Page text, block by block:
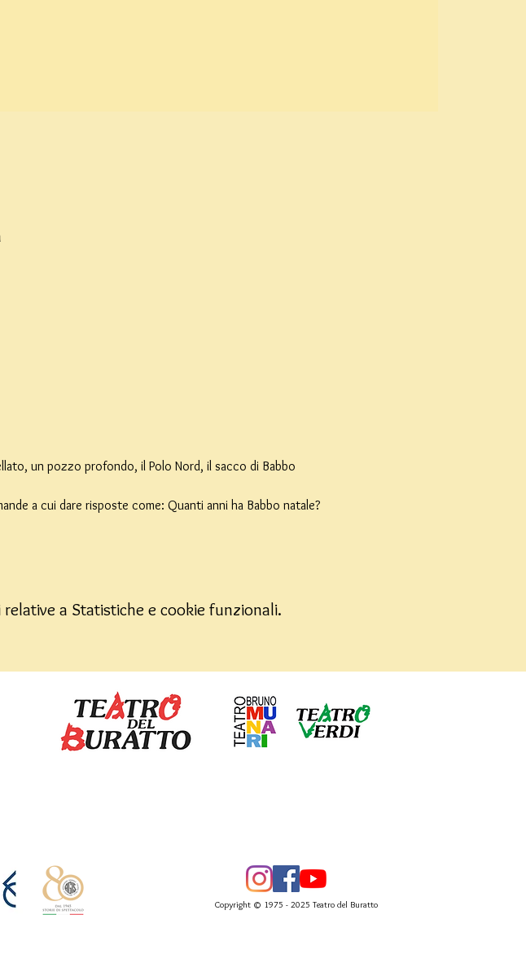
un pozzo profondo, il Polo Nord, il sacco di Babbo
a cui dare risposte come: Quanti anni ha Babbo natale?
a Statistiche e cookie funzionali.
Copyright © 1975 - 2025 Teatro del Buratto